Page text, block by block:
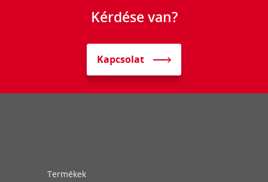
Kérdése van?
Kapcsolat
Termékek